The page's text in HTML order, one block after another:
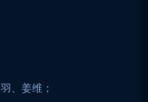
、姜维；